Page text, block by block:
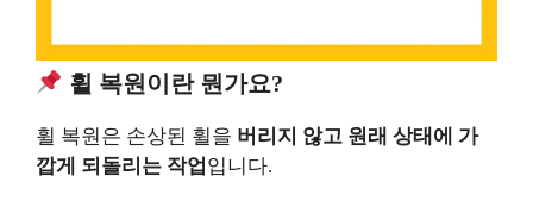
휠 복원이란 뭔가요?
휠 복원은 손상된 휠을 버리지 않고 원래 상태에 가
깝게 되돌리는 작업 입니다.